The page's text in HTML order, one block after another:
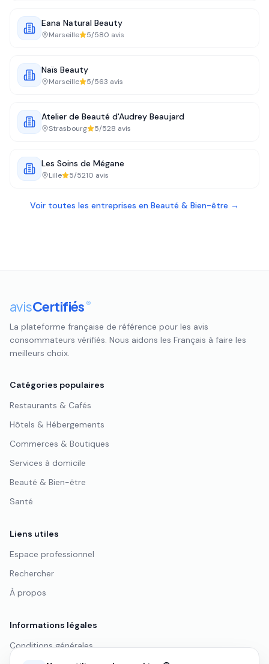
Eana Natural Beauty
Marseille 5/580 avis
Naïs Beauty
Marseille 5/563 avis
Atelier de Beauté d'Audrey Beaujard
Strasbourg 5/528 avis
Les Soins de Mégane
Lille 5/5210 avis
Voir toutes les entreprises en Beauté & Bien-être →
avisCertifiés ®
La plateforme française de référence pour les avis
consommateurs vérifiés. Nous aidons les Français à faire les
meilleurs choix.
Catégories populaires
Restaurants & Cafés
Hôtels & Hébergements
Commerces & Boutiques
Services à domicile
Beauté & Bien-être
Santé
Liens utiles
Espace professionnel
Rechercher
À propos
Informations légales
Conditions générales